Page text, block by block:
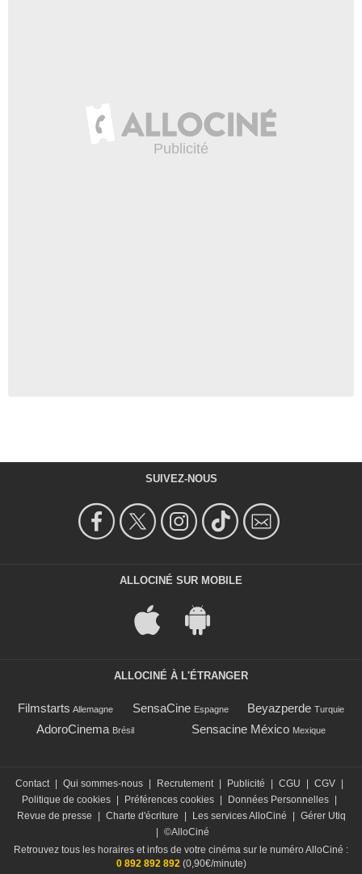
SUIVEZ-NOUS
ALLOCINÉ SUR MOBILE
ALLOCINÉ À L'ÉTRANGER
Filmstarts Allemagne SensaCine Espagne Beyazperde Turquie
AdoroCinema Brésil Sensacine México Mexique
Contact Qui sommes-nous Recrutement Publicité CGU CGV
Politique de cookies
Préférences cookies Données Personnelles
Revue de presse
Charte d'écriture Les services AlloCiné
Gérer Utiq
©AlloCiné
Retrouvez tous les horaires et infos de votre cinéma sur le numéro AlloCiné :
0 892 892 892(0,90€/minute)